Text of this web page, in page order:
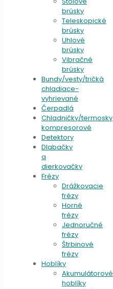
brúsky
Teleskopické
brúsky
Uhlové
brúsky
Vibračné
brúsky
Bundy/vesty/tričká
chladiace-
vyhrievané
Čerpadlá
Chladničky/termosky
kompresorové
Detektory
Dlabačky
a
dierkovačky
Frézy
Drážkovacie
frézy
Horné
frézy
Jednoručné
frézy
Štrbinové
frézy
Hoblíky
Akumulátorové
hoblíky